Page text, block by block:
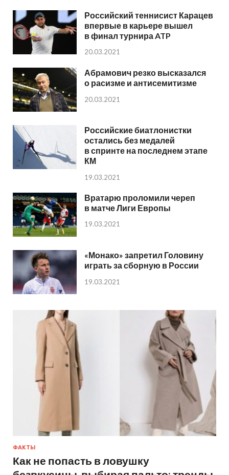
Российский теннисист Карацев
впервые в карьере вышел
в финал турнира ATP
20.03.2021
Абрамович резко высказался
о расизме и антисемитизме
20.03.2021
Российские биатлонистки
остались без медалей
в спринте на последнем этапе
КМ
19.03.2021
Вратарю проломили череп
в матче Лиги Европы
19.03.2021
«Монако» запретил Головину
играть за сборную в России
19.03.2021
ФАКТЫ
Как не попасть в ловушку